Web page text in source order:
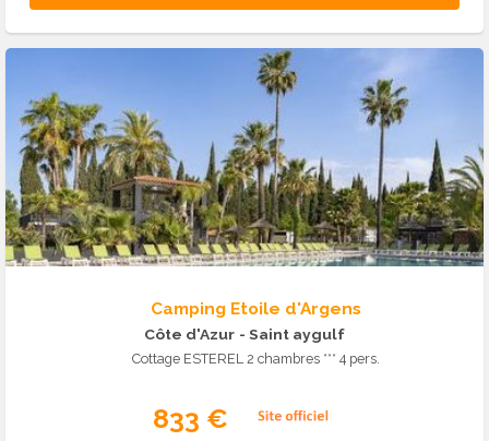
Camping Etoile d'Argens
Côte d'Azur - Saint aygulf
Cottage ESTEREL 2 chambres *** 4 pers.
833 €